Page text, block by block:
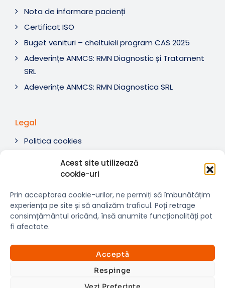
Acest site utilizează
cookie-uri
Prin acceptarea cookie-urilor, ne permiți să îmbunătățim
experiența pe site și să analizăm traficul. Poți retrage
consimțământul oricând, însă anumite funcționalități pot
fi afectate.
Acceptă
Respinge
Nota de informare pacienți
Certificat ISO
Buget venituri – cheltuieli program CAS 2025
Adeverințe ANMCS: RMN Diagnostic și Tratament
SRL
Adeverințe ANMCS: RMN Diagnostica SRL
Legal
Politica cookies
Soluționare litigii
www.t-web.ro
×
Consultații si investigații